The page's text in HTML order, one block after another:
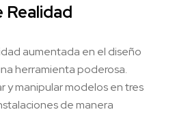
aumentada en el diseño
herramienta poderosa.
y manipular modelos en tres
de manera